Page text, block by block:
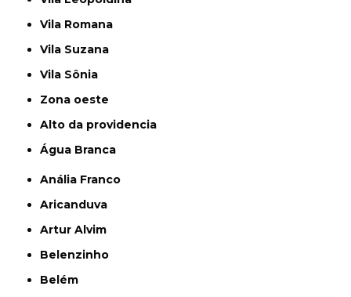
Vila Romana
Vila Suzana
Vila Sônia
Zona oeste
alto da providencia
Água Branca
Anália Franco
Aricanduva
Artur Alvim
Belenzinho
Belém